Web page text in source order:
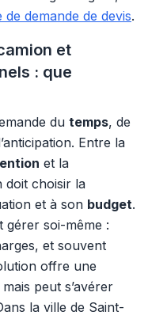
demande de devis.
et
: que
du temps, de
Entre la
et la
doit choisir la
et à son budget.
gérer soi-même :
et souvent
offre une
peut s’avérer
la ville de Saint-